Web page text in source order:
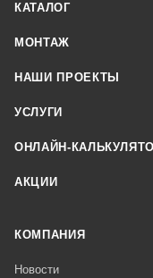
КАТАЛОГ
МОНТАЖ
НАШИ ПРОЕКТЫ
УСЛУГИ
ОНЛАЙН-
АКЦИИ
КОМПАНИЯ
Новости